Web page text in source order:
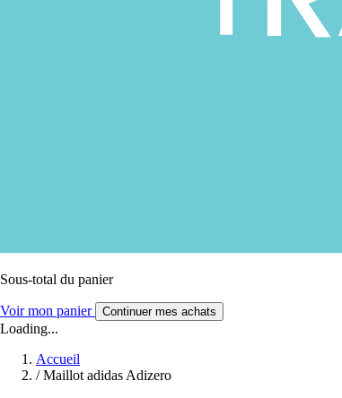
Sous-total du panier
Voir mon panier Continuer mes achats
Loading...
Accueil
/ Maillot adidas Adizero